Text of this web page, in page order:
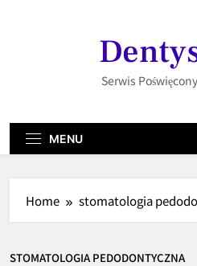
Serwis
MENU
Home stomatologia
STOMATOLOGIA PEDODONTYCZNA